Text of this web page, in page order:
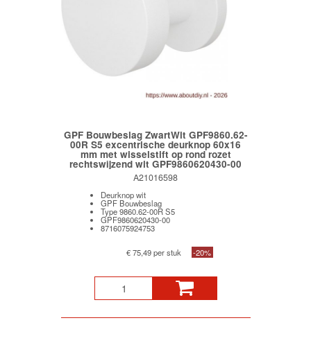
GPF Bouwbeslag ZwartWit GPF9860.62-
00R S5 excentrische deurknop 60x16
mm met wisselstift op rond rozet
rechtswijzend wit GPF9860620430-00
A21016598
Deurknop wit
GPF Bouwbeslag
Type 9860.62-00R S5
GPF9860620430-00
8716075924753
€ 75,49 per stuk -20%